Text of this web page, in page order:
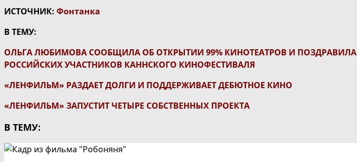
ИСТОЧНИК: Фонтанка
В ТЕМУ:
ОЛЬГА ЛЮБИМОВА СООБЩИЛА ОБ ОТКРЫТИИ 99% КИНОТЕАТРОВ И ПОЗДРАВИЛА
РОССИЙСКИХ УЧАСТНИКОВ КАННСКОГО КИНОФЕСТИВАЛЯ
«ЛЕНФИЛЬМ» РАЗДАЕТ ДОЛГИ И ПОДДЕРЖИВАЕТ ДЕБЮТНОЕ КИНО
«ЛЕНФИЛЬМ» ЗАПУСТИТ ЧЕТЫРЕ СОБСТВЕННЫХ ПРОЕКТА
В ТЕМУ: